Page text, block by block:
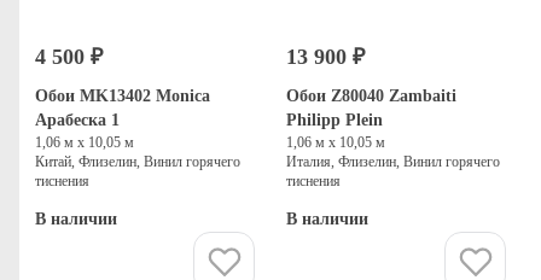
4 500 ₽
Обои MK13402 Monica
Арабеска 1
1,06 м х 10,05 м
Китай, Флизелин, Винил горячего
тиснения
В наличии
13 900 ₽
Обои Z80040 Zambaiti
Philipp Plein
1,06 м х 10,05 м
Италия, Флизелин, Винил горячего
тиснения
В наличии